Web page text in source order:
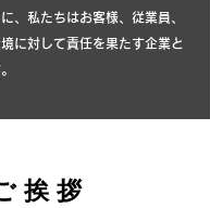
、私たちはお客様、従業員、
に対して責任を果たす企業と
挨 拶